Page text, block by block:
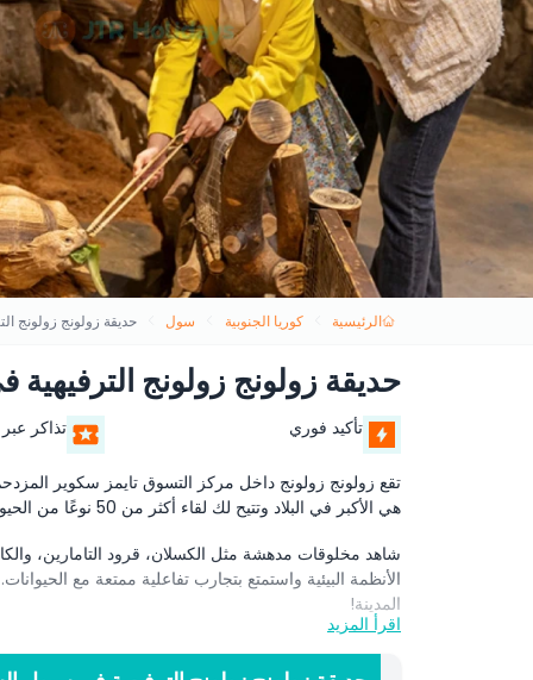
الرئيسية كوريا الجنوبية سول حديقة زولونج زولونج
حديقة زولونج زولونج
تأكيد فوري تذاكر
تقع زولونج زولونج داخل مركز التسوق تايمز سكوير
هي الأكبر في البلاد وتتيح لك لقاء أكثر من 50 نوعًا من الحيوانات من أماكن مثل الأمازون وإفريقيا.
شاهد مخلوقات مدهشة مثل الكسلان، قرود التامارين،
الأنظمة البيئية واستمتع بتجارب تفاعلية ممتعة مع
المدينة!
اقرأ المزيد